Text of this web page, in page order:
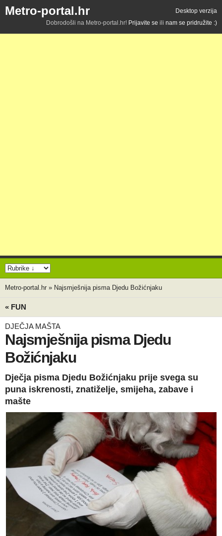
Metro-portal.hr
Desktop verzija
Dobrodošli na Metro-portal.hr! Prijavite se ili nam se pridružite :)
Metro-portal.hr » Najsmješnija pisma Djedu Božićnjaku
« FUN
DJEČJA MAŠTA
Najsmješnija pisma Djedu
Božićnjaku
Dječja pisma Djedu Božićnjaku prije svega su
puna iskrenosti, znatiželje, smijeha, zabave i
mašte